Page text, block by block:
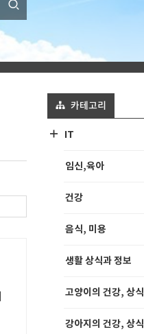
카테고리
IT
임신,육아
건강
음식, 미용
생활 상식과 정보
고양이의 건강, 상식
강아지의 건강, 상식